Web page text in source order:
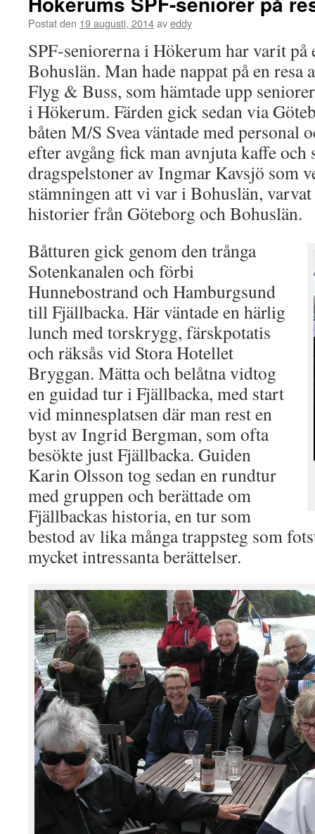
Postat den 19 augusti, 2014aveddy
SPF-seniorerna i Hökerum har varit
Bohuslän. Man hade nappat på en resa
Flyg & Buss, som hämtade upp
i Hökerum. Färden gick sedan via
båten M/S Svea väntade med personal
efter avgång fick man avnjuta kaffe och
dragspelstoner av Ingmar Kavsjö som
stämningen att vi var i Bohuslän,
historier från Göteborg och Bohuslän.
Båtturen gick genom den trånga
Sotenkanalen och förbi
Hunnebostrand och Hamburgsund
till Fjällbacka. Här väntade en härlig
lunch med torskrygg, färskpotatis
och räksås vid Stora Hotellet
Bryggan. Mätta och belåtna vidtog
en guidad tur i Fjällbacka, med start
vid minnesplatsen där man rest en
byst av Ingrid Bergman, som ofta
besökte just Fjällbacka. Guiden
Karin Olsson tog sedan en rundtur
med gruppen och berättade om
Fjällbackas historia, en tur som
bestod av lika många trappsteg som
mycket intressanta berättelser.